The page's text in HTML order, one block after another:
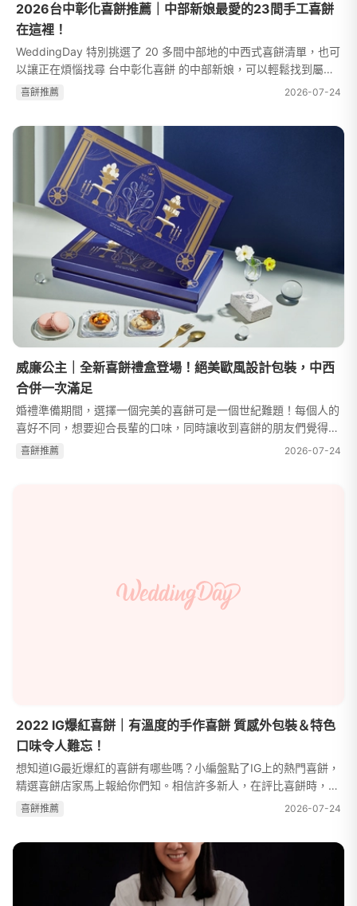
2026台中彰化喜餅推薦｜中部新娘最愛的23間手工喜餅
在這裡！
WeddingDay 特別挑選了 20 多間中部地的中西式喜餅清單，也可
以讓正在煩惱找尋 台中彰化喜餅 的中部新娘，可以輕鬆找到屬於
自己的夢幻喜餅。在預算之內要挑選合口味的喜餅，還得要照顧到
喜餅推薦 2026-07-24
威廉公主｜全新喜餅禮盒登場！絕美歐風設計包裝，中西
合併一次滿足
婚禮準備期間，選擇一個完美的喜餅可是一個世紀難題！每個人的
喜好不同，想要迎合長輩的口味，同時讓收到喜餅的朋友們覺得創
新又好吃，讓人頭痛不已。還好，同為婚禮人的威廉公主團隊，可
喜餅推薦 2026-07-24
2022 IG爆紅喜餅｜有溫度的手作喜餅 質感外包裝＆特色
口味令人難忘！
想知道IG最近爆紅的喜餅有哪些嗎？小編盤點了IG上的熱門喜餅，
精選喜餅店家馬上報給你們知。相信許多新人，在評比喜餅時，都
有一些自己的喜好。像是包裝外型、口味的記憶點、內容物是否豐
喜餅推薦 2026-07-24